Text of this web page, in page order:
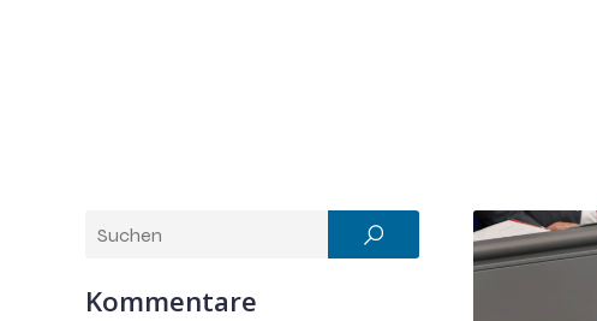
Kommentare